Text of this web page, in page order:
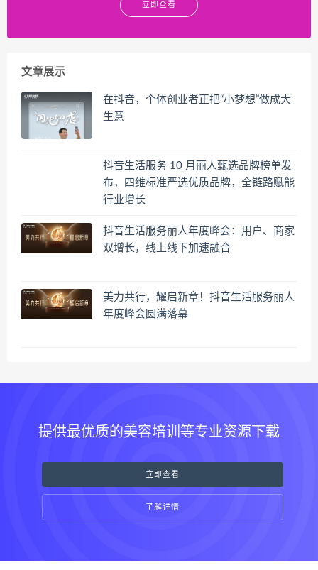
立即查看
文章展示
在抖音，个体创业者正把“小梦想”做成大
生意
抖音生活服务 10 月丽人甄选品牌榜单发
布，四维标准严选优质品牌，全链路赋能
行业增长
抖音生活服务丽人年度峰会：用户、商家
双增长，线上线下加速融合
美力共行，耀启新章！抖音生活服务丽人
年度峰会圆满落幕
提供最优质的美容培训等专业资源下载
立即查看
了解详情